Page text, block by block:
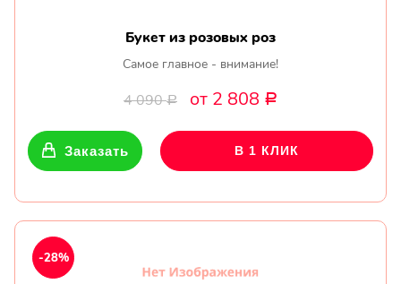
Букет из розовых роз
Самое главное - внимание!
4 090Р от 2 808 Р
Заказать В 1 КЛИК
-28%